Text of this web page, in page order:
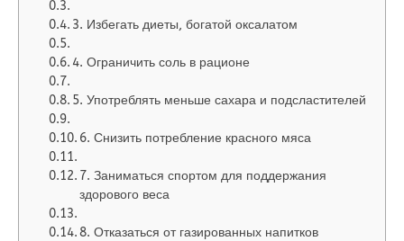
3. Избегать диеты, богатой оксалатом
4. Ограничить соль в рационе
5. Употреблять меньше сахара и подсластителей
6. Снизить потребление красного мяса
7. Заниматься спортом для поддержания
здорового веса
8. Отказаться от газированных напитков